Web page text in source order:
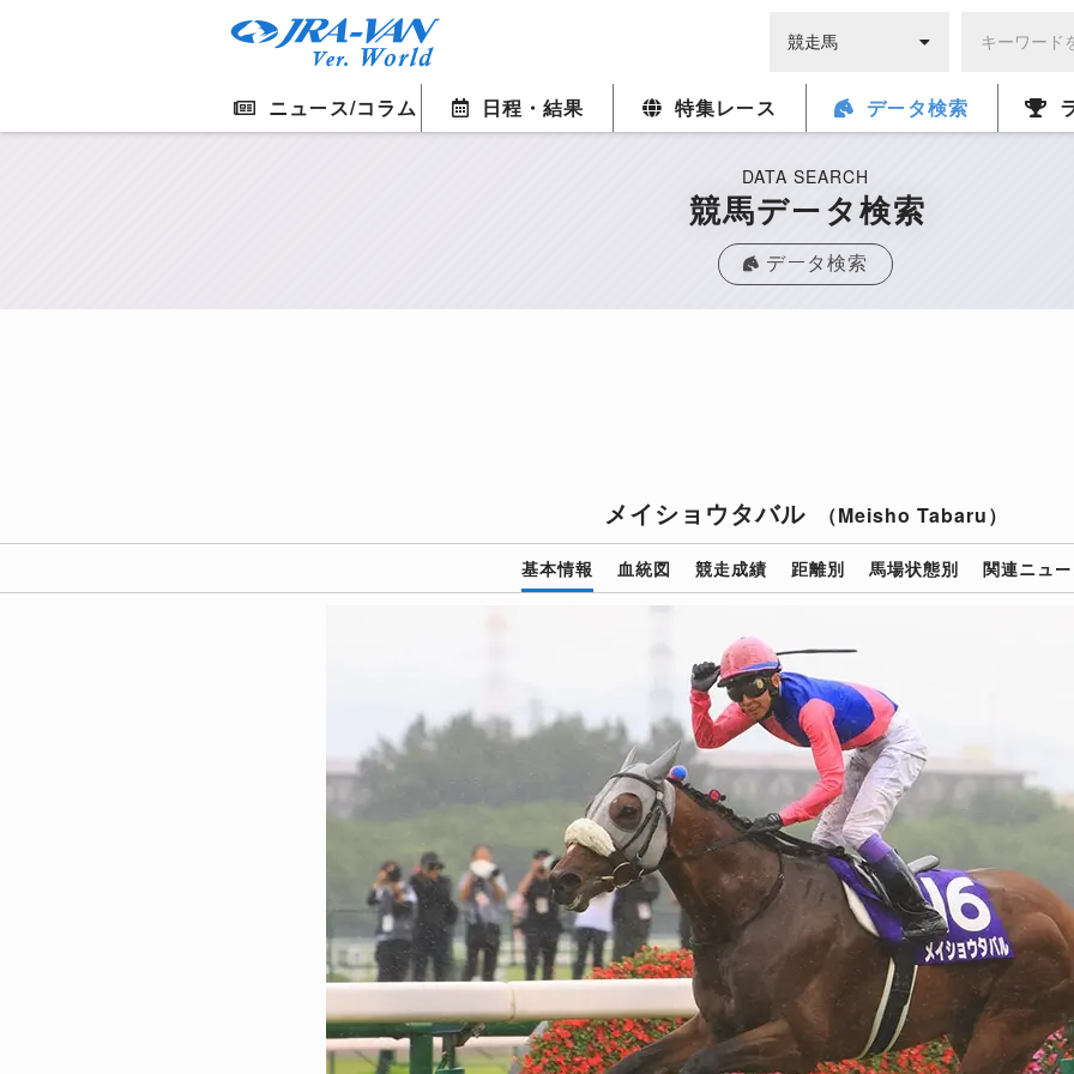
ニュース/コラム 日程・結果 特集レース データ検索
DATA SEARCH
競馬データ検索
データ検索
メイショウタバル （Meisho Tabaru）
基本情報 血統図 競走成績 距離別 馬場状態別 関連ニュ